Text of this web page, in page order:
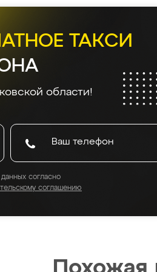
ТАКСИ
области!
согласно
соглашению